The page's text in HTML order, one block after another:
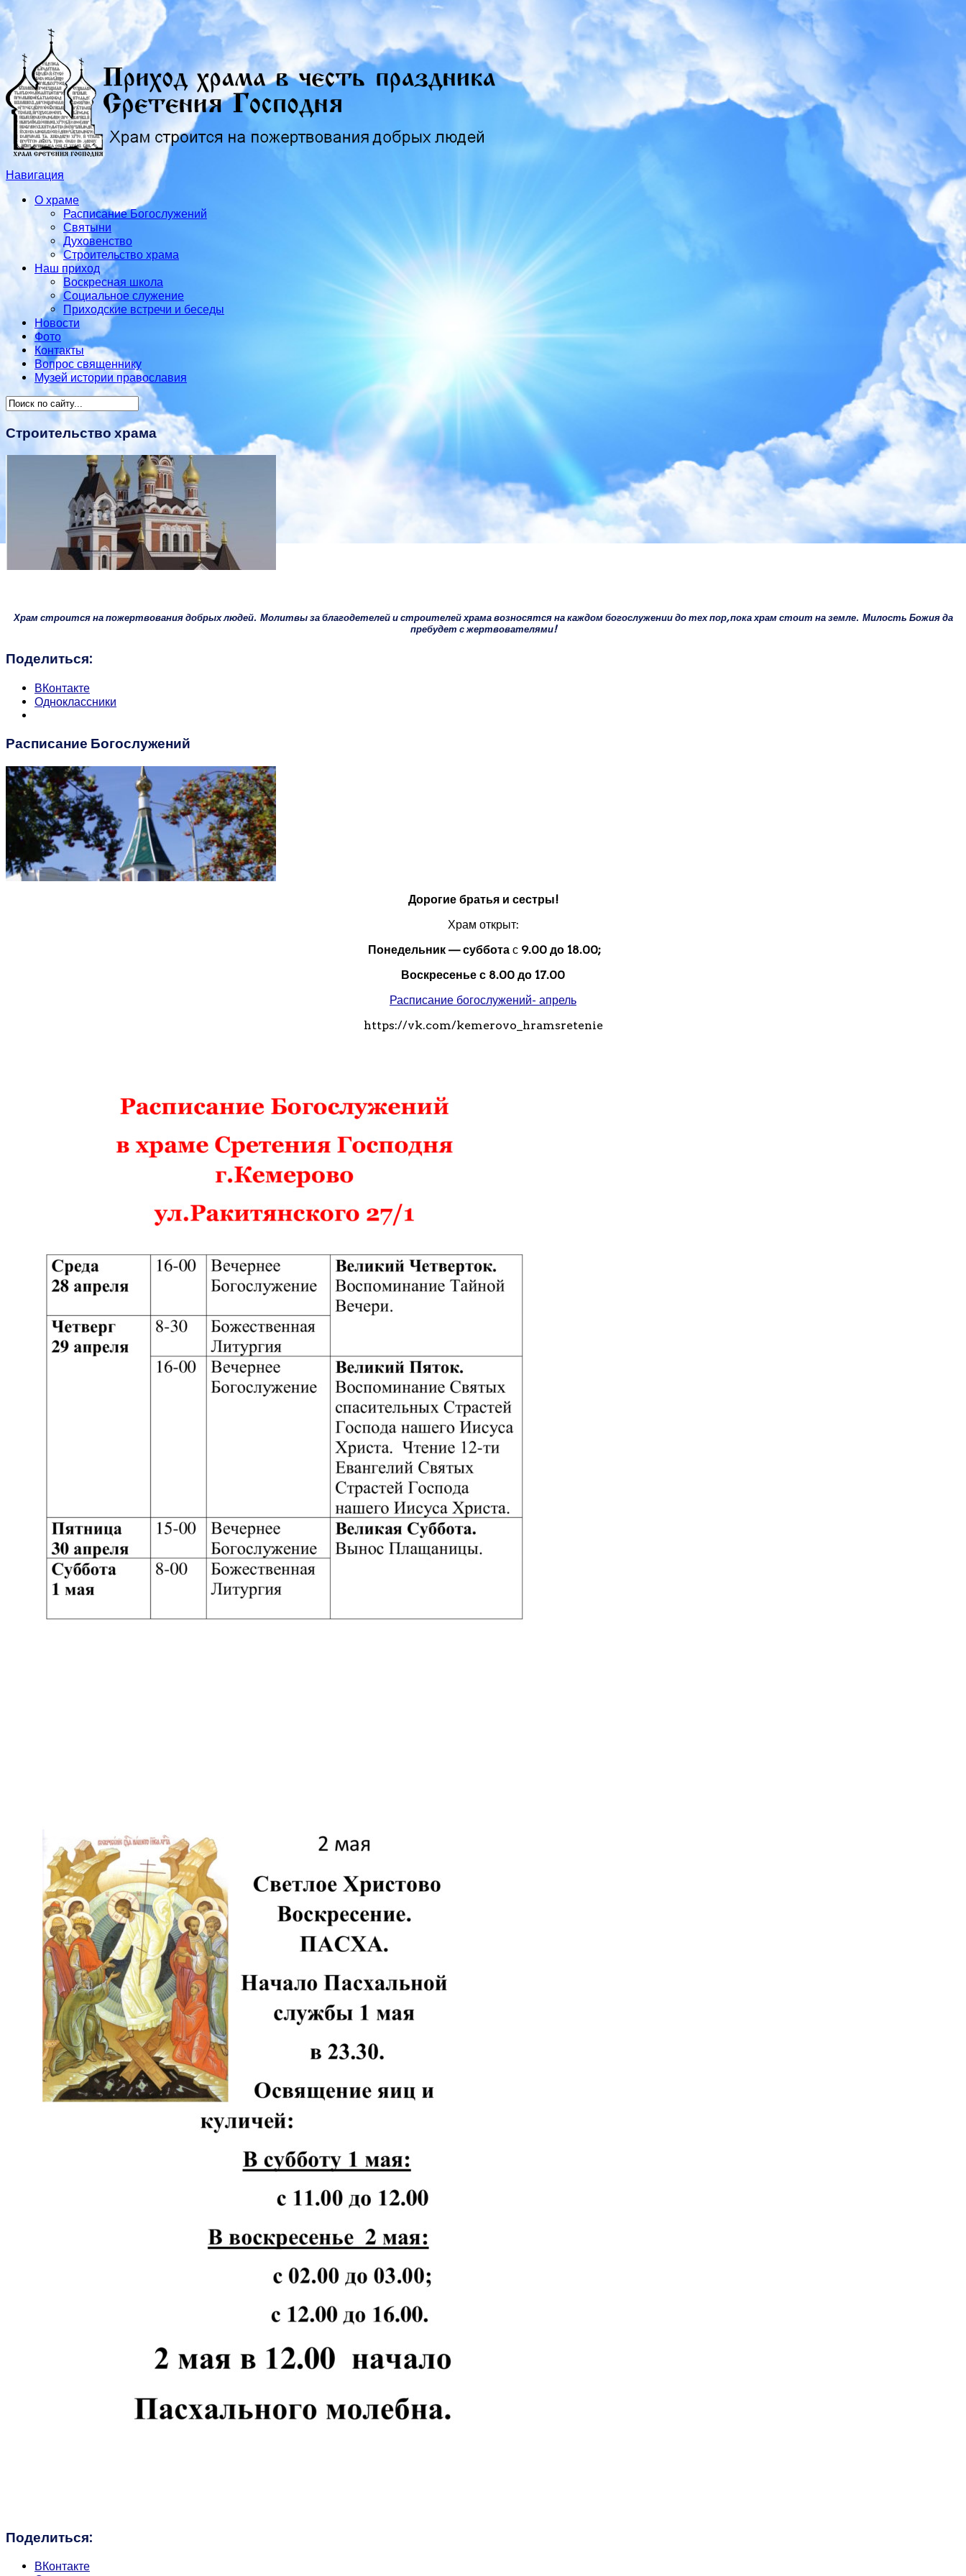
Навигация
О храме
Расписание Богослужений
Святыни
Духовенство
Строительство храма
Наш приход
Воскресная школа
Социальное служение
Приходские встречи и беседы
Новости
Фото
Контакты
Вопрос священнику
Музей истории православия
Строительство храма
Храм строится на пожертвования добрых людей. Молитвы за благодетелей и строителей храма возносятся на каждом богослужении до тех пор, пока храм стоит на земле. Милость Божия да
пребудет с жертвователями!
Поделиться:
ВКонтакте
Одноклассники
Расписание Богослужений
Дорогие братья и сестры!
Храм открыт:
Понедельник — суббота с 9.00 до 18.00;
Воскресенье с 8.00 до 17.00
Расписание богослужений- апрель
https://vk.com/kemerovo_hramsretenie
Поделиться:
ВКонтакте